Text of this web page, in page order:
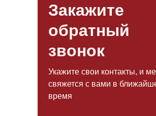
Закажите
обратный
звонок
Укажите свои контакты, и
свяжется с вами в
время